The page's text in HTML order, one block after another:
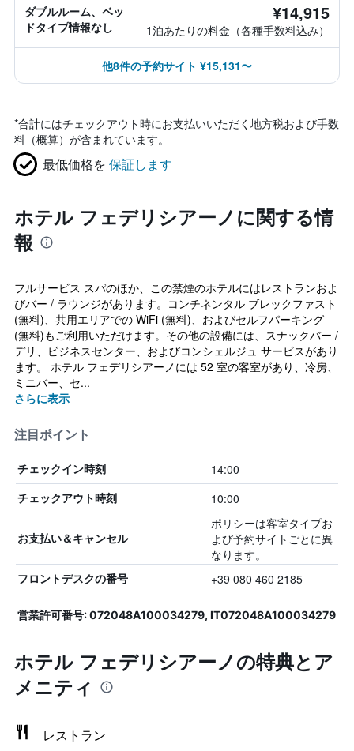
ダブルルーム、ベッ
ドタイプ情報なし
¥14,915
1泊あたりの料金（各種手数料込み）
他8件の予約サイト ¥15,131〜
*合計にはチェックアウト時にお支払いいただく地方税および手数
料（概算）が含まれています。
最低価格を 保証します
ホテル フェデリシアーノに関する情
報
フルサービス スパのほか、この禁煙のホテルにはレストランおよ
びバー / ラウンジがあります。コンチネンタル ブレックファスト
(無料)、共用エリアでの WiFi (無料)、およびセルフパーキング
(無料)もご利用いただけます。その他の設備には、スナックバー /
デリ、ビジネスセンター、およびコンシェルジュ サービスがあり
ます。 ホテル フェデリシアーノには 52 室の客室があり、冷房、
ミニバー、セ...
さらに表示
注目ポイント
チェックイン時刻 14:00
チェックアウト時刻 10:00
お支払い＆キャンセル
ポリシーは客室タイプお
よび予約サイトごとに異
なります。
フロントデスクの番号 +39 080 460 2185
営業許可番号: 072048A100034279, IT072048A100034279
ホテル フェデリシアーノの特典とア
メニティ
レストラン